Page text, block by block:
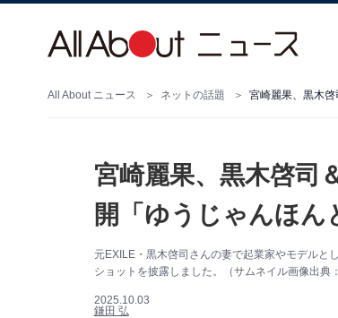
All About ニュース ネットの話題
宮崎麗果、黒木啓司
開「ゆうじゃんほん
元EXILE・黒木啓司さんの妻で起業家やモデルと
ショットを披露しました。（サムネイル画像出典
2025.10.03
鎌田 弘